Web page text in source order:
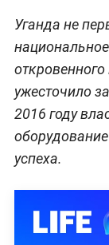
Уганда не
откровенного
ужесточило
2016 году
успеха.